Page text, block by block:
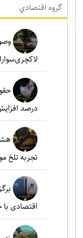
گروه اقتصادي
لاکچری‌سواران طی
درصد
تجربه تلخ
اقتصادی